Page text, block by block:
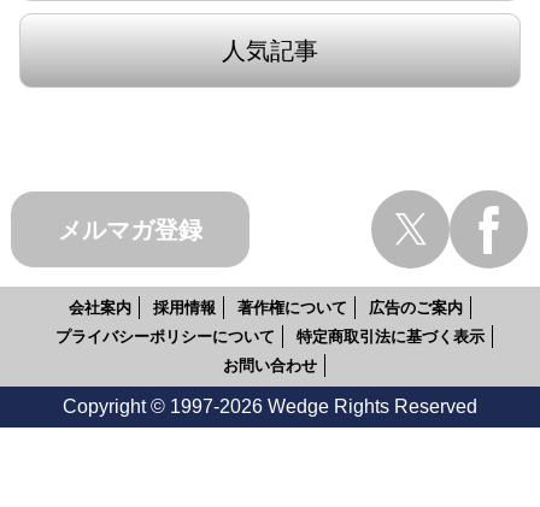
人気記事
メルマガ登録
会社案内 採用情報 著作権について
広告のご案内
プライバシーポリシーについて
特定商取引法に基づく表示
お問い合わせ
Copyright © 1997-2026 Wedge Rights Reserved